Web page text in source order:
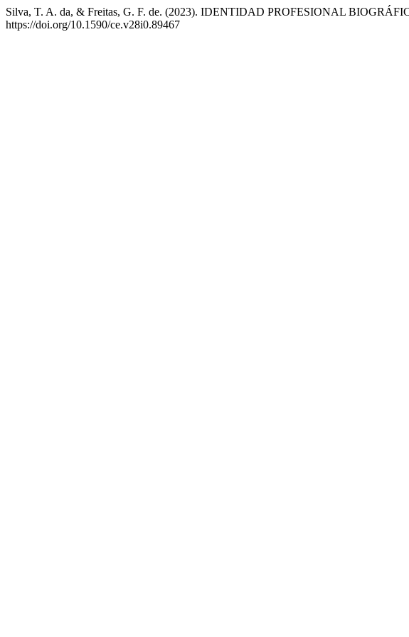
Silva, T. A. da, & Freitas, G. F. de. (2023). IDENTIDAD PROFESIONAL
https://doi.org/10.1590/ce.v28i0.89467